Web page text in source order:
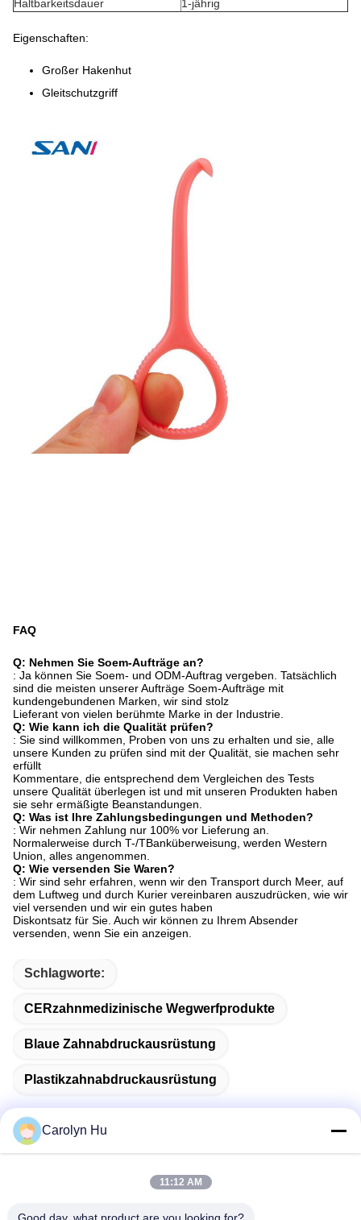
Haltbarkeitsdauer 1-jährig
Eigenschaften:
Großer Hakenhut
Gleitschutzgriff
FAQ
Q: Nehmen Sie Soem-Aufträge an?
: Ja können Sie Soem- und ODM-Auftrag vergeben. Tatsächlich
sind die meisten unserer Aufträge Soem-Aufträge mit
kundengebundenen Marken, wir sind stolz
Lieferant von vielen berühmte Marke in der Industrie.
Q: Wie kann ich die Qualität prüfen?
: Sie sind willkommen, Proben von uns zu erhalten und sie, alle
unsere Kunden zu prüfen sind mit der Qualität, sie machen sehr
erfüllt
Kommentare, die entsprechend dem Vergleichen des Tests
unsere Qualität überlegen ist und mit unseren Produkten haben
sie sehr ermäßigte Beanstandungen.
Q: Was ist Ihre Zahlungsbedingungen und Methoden?
: Wir nehmen Zahlung nur 100% vor Lieferung an.
Normalerweise durch T-/TBanküberweisung, werden Western
Union, alles angenommen.
Q: Wie versenden Sie Waren?
: Wir sind sehr erfahren, wenn wir den Transport durch Meer, auf
dem Luftweg und durch Kurier vereinbaren auszudrücken, wie wir
viel versenden und wir ein gutes haben
Diskontsatz für Sie. Auch wir können zu Ihrem Absender
versenden, wenn Sie ein anzeigen.
Schlagworte:
CERzahnmedizinische Wegwerfprodukte
Blaue Zahnabdruckausrüstung
Plastikzahnabdruckausrüstung
Schnelle Kontaktaufnahme
Carolyn Hu
11:12 AM